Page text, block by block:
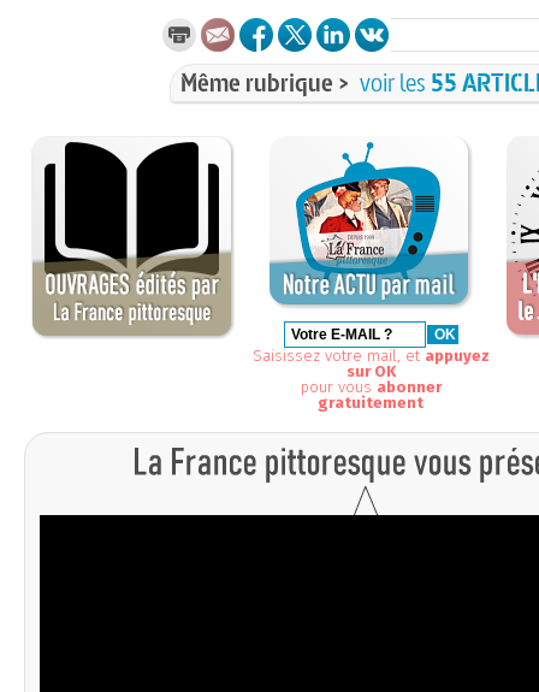
Même rubrique > voir les 55
Saisissez votre mail, et appuyez
sur OK
pour vous abonner
gratuitement